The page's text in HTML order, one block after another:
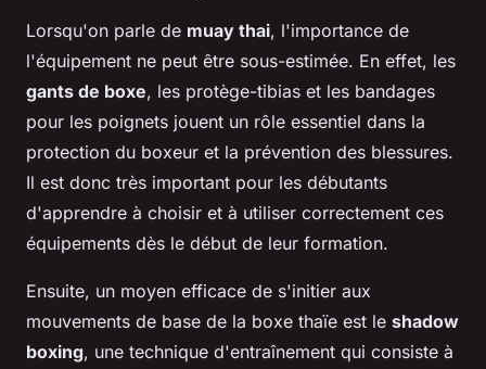
Lorsqu'on parle de muay thai, l'importance de
l'équipement ne peut être sous-estimée. En effet, les
gants de boxe, les protège-tibias et les bandages
pour les poignets jouent un rôle essentiel dans la
protection du boxeur et la prévention des blessures.
Il est donc très important pour les débutants
d'apprendre à choisir et à utiliser correctement ces
équipements dès le début de leur formation.
Ensuite, un moyen efficace de s'initier aux
mouvements de base de la boxe thaïe est le shadow
boxing, une technique d'entraînement qui consiste à